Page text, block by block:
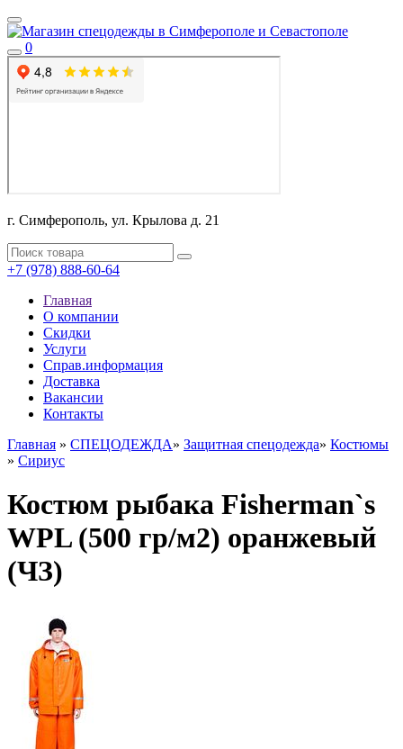
0
г. Симферополь, ул. Крылова д. 21
+7 (978) 888-60-64
Главная
О компании
Скидки
Услуги
Справ.информация
Доставка
Вакансии
Контакты
Главная » СПЕЦОДЕЖДА» Защитная спецодежда» Костюмы
» Сириус
Костюм рыбака Fisherman`s
WPL (500 гр/м2) оранжевый
(ЧЗ)